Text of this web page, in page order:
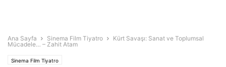
Ana Sayfa Sinema Film Tiyatro
Kürt Savaşı: Sanat ve Toplumsal
Mücadele… – Zahit Atam
Sinema Film Tiyatro